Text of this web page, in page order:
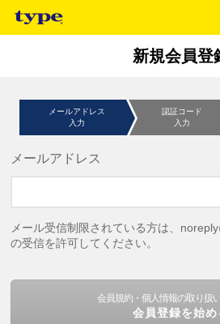
新規会員登
メールアドレス
入力
認証コード
入力
メールアドレス
メール受信制限されている方は、
の受信を許可してください。
会員規約・個人情報の取り扱
会員登録を始め